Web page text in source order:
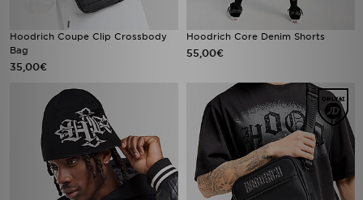
Hoodrich Coupe Clip Crossbody
Bag
35,00€
Hoodrich Core Denim Shorts
55,00€